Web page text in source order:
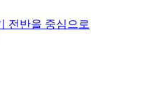
전반을 중심으로